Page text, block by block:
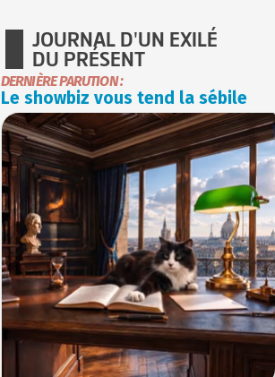
JOURNAL D'UN EXILÉ
DU PRÉSENT
DERNIÈRE PARUTION :
Le showbiz vous tend la sébile